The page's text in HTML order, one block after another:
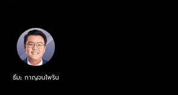
ธีมะ กาญจนไพริน